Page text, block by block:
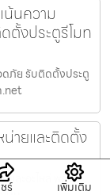
นความ
ตั้งประตูรีโมท
ภัย รับติดตั้งประตู
.net
ายและติดตั้ง
และอะไหล่ พร้อม
ร์ เพิ่มเติม